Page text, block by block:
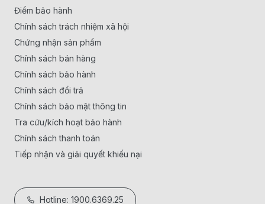
Điểm bảo hành
Chính sách trách nhiệm xã hội
Chứng nhận sản phẩm
Chính sách bán hàng
Chính sách bảo hành
Chính sách đổi trả
Chính sách bảo mật thông tin
Tra cứu/kích hoạt bảo hành
Chính sách thanh toán
Tiếp nhận và giải quyết khiếu nại
Hotline: 1900.6369.25